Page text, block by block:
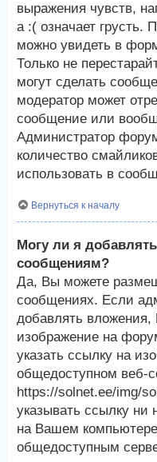
выражения чувств,
а :( означает грусть.
можно увидеть в
Только не
могут сделать
модератор может
сообщение или
Администратор
количество
использовать в
Вернуться к началу
Могу ли я
сообщениям?
Да, Вы можете
сообщениях. Если
добавлять вложения,
изображение на
указать ссылку на
общедоступном веб-
https://solnet.ee/img/
указывать ссылку ни
на Вашем
общедоступным